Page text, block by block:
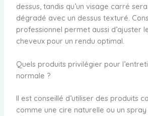
dessus, tandis qu’un visage carré
dégradé avec un dessus texturé.
professionnel permet aussi d’ajuster
cheveux pour un rendu optimal.
Quels produits privilégier pour
normale ?
Il est conseillé d’utiliser des produits
comme une cire naturelle ou un